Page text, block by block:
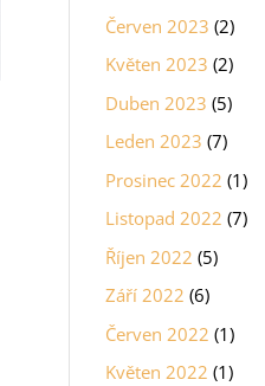
Červen 2023 (2)
Květen 2023 (2)
Duben 2023 (5)
Leden 2023 (7)
Prosinec 2022 (1)
Listopad 2022 (7)
Říjen 2022 (5)
Září 2022 (6)
Červen 2022 (1)
Květen 2022 (1)